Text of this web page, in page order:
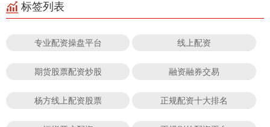
标签列表
专业配资操盘平台 线上配资
期货股票配资炒股 融资融券交易
杨方线上配资股票 正规配资十大排名